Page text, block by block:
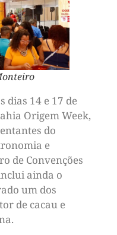
dias 14 e 17 de
Origem Week,
do
e
de Convenções
ainda o
um dos
de cacau e